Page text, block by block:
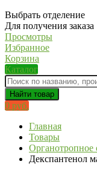
Выбрать отделение
Для получения заказа
Просмотры
Избранное
Корзина
Каталог
Найти товар
0 руб.
Главная
Товары
Органотропное
Декспантенол